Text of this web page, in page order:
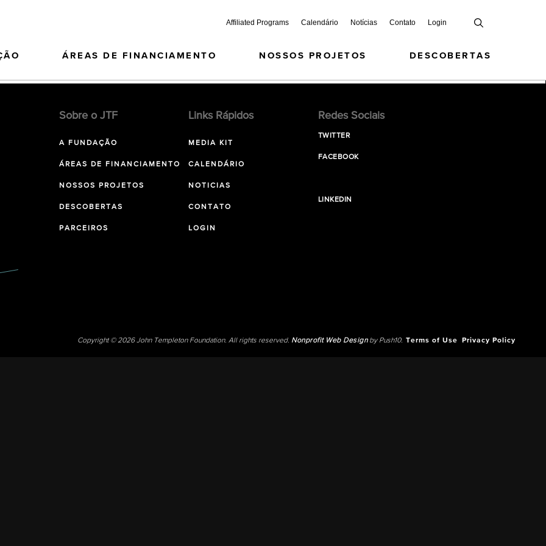
Affiliated Programs Calendário Notícias Contato Login
ÁREAS DE FINANCIAMENTO NOSSOS PROJETOS DESCOBERTAS
Sobre o JTF
A FUNDAÇÃO
ÁREAS DE FINANCIAMENTO
NOSSOS PROJETOS
DESCOBERTAS
PARCEIROS
Links Rápidos
MEDIA KIT
CALENDÁRIO
NOTICIAS
CONTATO
LOGIN
Redes Sociais
TWITTER
FACEBOOK
LINKEDIN
Copyright © 2026 John Templeton Foundation. All rights reserved. Nonprofit Web Designby Push10. Terms of Use Privacy Policy